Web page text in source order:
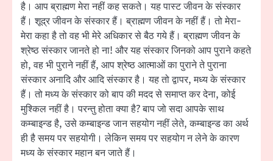
है। आप ब्राह्मण मेरा नहीं कह सकते। यह पास्ट जीवन के संस्कार
हैं। शूद्र जीवन के संस्कार हैं। ब्राह्मण जीवन के नहीं हैं। तो मेरा-
मेरा कहा है तो वह भी मेरे अधिकार से बैठ गये हैं। ब्राह्मण जीवन के
श्रेष्ठ संस्कार जानते हो ना! और यह संस्कार जिनको आप पुराने कहते
हो, वह भी पुराने नहीं हैं, आप श्रेष्ठ आत्माओं का पुराने ते पुराना
संस्कार अनादि और आदि संस्कार है। यह तो द्वापर, मध्य के संस्कार
हैं। तो मध्य के संस्कार को बाप की मदद से समाप्त कर देना, कोई
मुश्किल नहीं है। परन्तु होता क्या है? बाप जो सदा आपके साथ
कम्बाइन्ड है, उसे कम्बाइन्ड जान सहयोग नहीं लेते, कम्बाइन्ड का अर्थ
ही है समय पर सहयोगी। लेकिन समय पर सहयोग न लेने के कारण
मध्य के संस्कार महान बन जाते हैं।